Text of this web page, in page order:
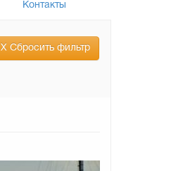
Контакты
Х Сбросить фильтр